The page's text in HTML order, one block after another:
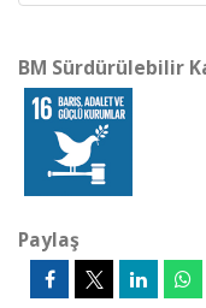
BM Sürdürülebilir
Paylaş